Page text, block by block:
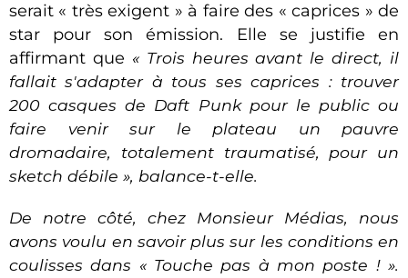
serait « très exigent » à faire des « caprices » de
star pour son émission. Elle se justifie en
affirmant que « Trois heures avant le direct, il
fallait s'adapter à tous ses caprices : trouver
200 casques de Daft Punkpour le public ou
faire venir sur le plateau un pauvre
dromadaire, totalement traumatisé, pour un
sketch débile », balance-t-elle.
De notre côté, chez Monsieur Médias, nous
avons voulu en savoir plus sur les conditions en
coulisses dans « Touche pas à mon poste ! ».